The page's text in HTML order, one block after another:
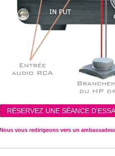
RÉSERVEZ UNE SÉANCE
Nous vous redirigeons vers un